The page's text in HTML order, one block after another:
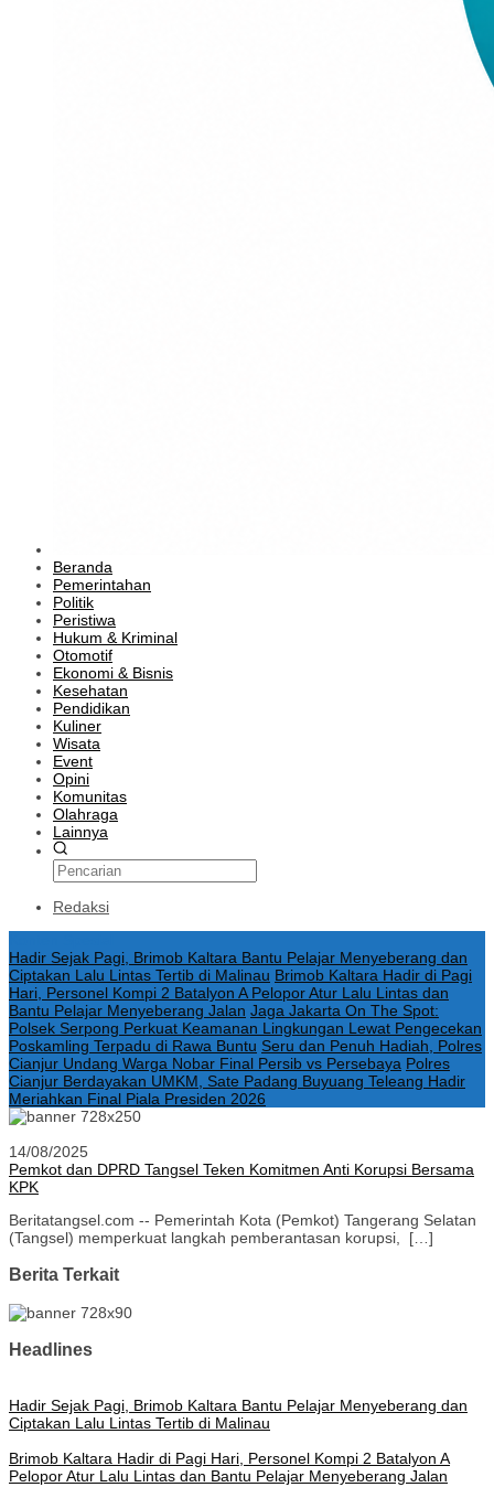
Beranda
Pemerintahan
Politik
Peristiwa
Hukum & Kriminal
Otomotif
Ekonomi & Bisnis
Kesehatan
Pendidikan
Kuliner
Wisata
Event
Opini
Komunitas
Olahraga
Lainnya
Redaksi
Hadir Sejak Pagi, Brimob Kaltara Bantu Pelajar Menyeberang dan
Ciptakan Lalu Lintas Tertib di Malinau Brimob Kaltara Hadir di Pagi
Hari, Personel Kompi 2 Batalyon A Pelopor Atur Lalu Lintas dan
Bantu Pelajar Menyeberang Jalan Jaga Jakarta On The Spot:
Polsek Serpong Perkuat Keamanan Lingkungan Lewat Pengecekan
Poskamling Terpadu di Rawa Buntu Seru dan Penuh Hadiah, Polres
Cianjur Undang Warga Nobar Final Persib vs Persebaya Polres
Cianjur Berdayakan UMKM, Sate Padang Buyuang Teleang Hadir
Meriahkan Final Piala Presiden 2026
14/08/2025
Pemkot dan DPRD Tangsel Teken Komitmen Anti Korupsi Bersama
KPK
Beritatangsel.com -- Pemerintah Kota (Pemkot) Tangerang Selatan
(Tangsel) memperkuat langkah pemberantasan korupsi, […]
Berita Terkait
Headlines
Hadir Sejak Pagi, Brimob Kaltara Bantu Pelajar Menyeberang dan
Ciptakan Lalu Lintas Tertib di Malinau
Brimob Kaltara Hadir di Pagi Hari, Personel Kompi 2 Batalyon A
Pelopor Atur Lalu Lintas dan Bantu Pelajar Menyeberang Jalan